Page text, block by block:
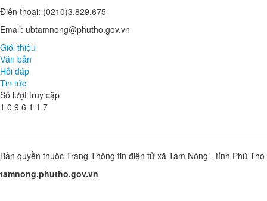
Điện thoại: (0210)3.829.675
Email: ubtamnong@phutho.gov.vn
Giới thiệu
Văn bản
Hỏi đáp
Tin tức
Số lượt truy cập
1 0 9 6 1 1 7
Bản quyền thuộc Trang Thông tin điện tử xã Tam Nông - tỉnh Phú Thọ
tamnong.phutho.gov.vn